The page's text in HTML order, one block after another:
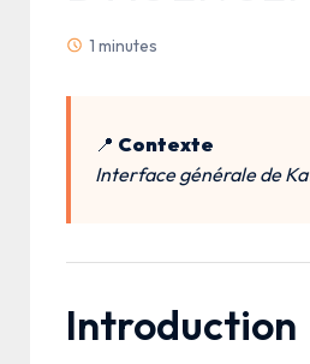
1 minutes
📍 Contexte
Interface générale de
Introduction